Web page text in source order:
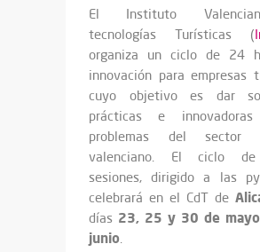
El Instituto
tecnologías Turísticas (
organiza un ciclo de 24
innovación para empresas
cuyo objetivo es dar
prácticas e
problemas del sector
valenciano. El ciclo
sesiones, dirigido a las
celebrará en el CdT de
días 23, 25 y 30 de
junio.